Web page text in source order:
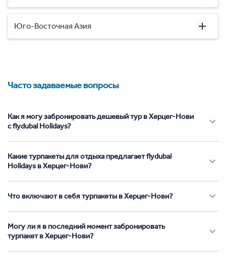
Юго-Восточная Азия
Часто задаваемые вопросы
Как я могу забронировать дешевый тур в Херцег-Нови
с flydubai Holidays?
Какие турпакеты для отдыха предлагает flydubai
Holidays в Херцег-Нови?
Что включают в себя турпакеты в Херцег-Нови?
Могу ли я в последний момент забронировать
турпакет в Херцег-Нови?